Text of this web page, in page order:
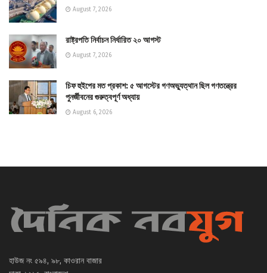
August 7, 2026
রাষ্ট্রপতি নির্বাচন নির্ধারিত ২০ আগস্ট
August 7, 2026
চিফ হুইপের মত প্রকাশ: ৫ আগস্টের গণঅভ্যুত্থান ছিল গণতন্ত্রের
পুনর্জীবনের গুরুত্বপূর্ণ অধ্যায়
August 6, 2026
হাউজ নং ৫৯৪, ৯৮, কাওরান বাজার